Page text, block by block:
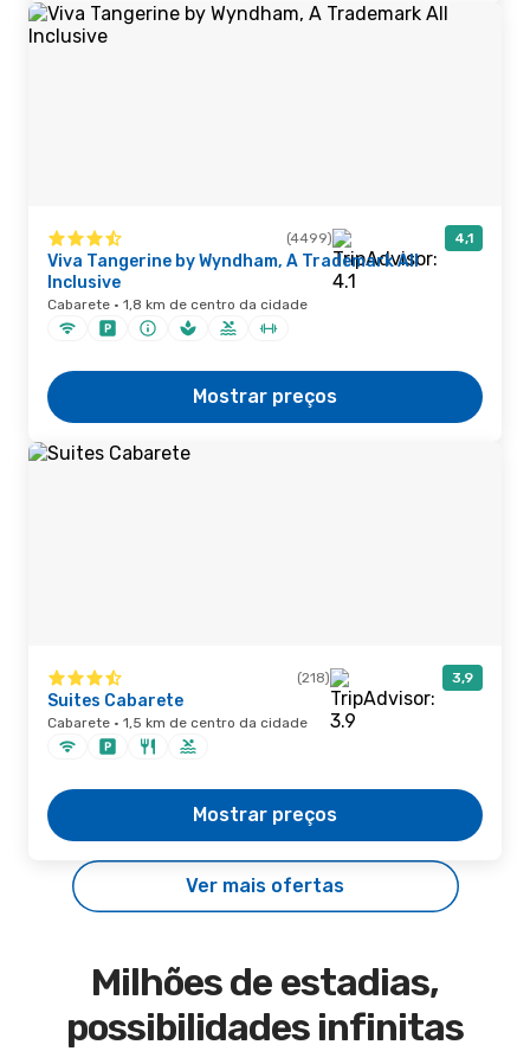
(4499) 4,1
Viva Tangerine by Wyndham, A Trademark All
Inclusive
Cabarete · 1,8 km de centro da cidade
Mostrar preços
(218) 3,9
Suites Cabarete
Cabarete · 1,5 km de centro da cidade
Mostrar preços
Ver mais ofertas
Milhões de estadias,
possibilidades infinitas